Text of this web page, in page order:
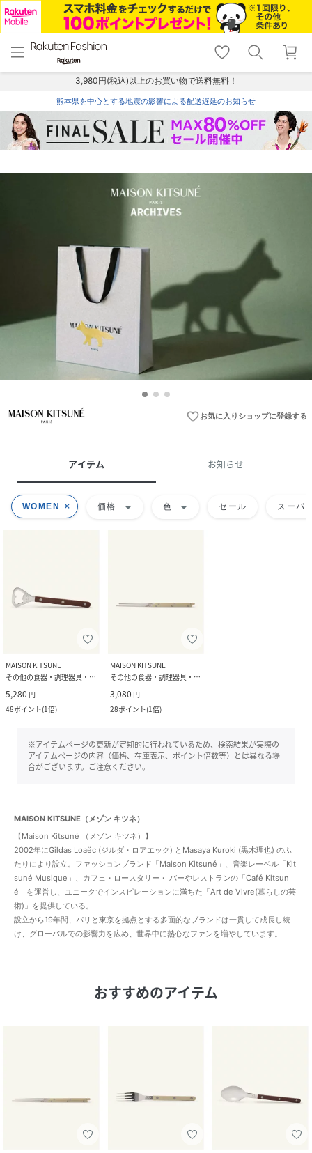
menu home
トップ
shopping_cart lock_outline
ログイン
3,980円(税込)以上のお買い物で送料無料！
熊本県を中心とする地震の影響による配送遅延のお知らせ
favorite_borderお気に入りショップに登録する
アイテム お知らせ
WOMEN 価格 arrow_drop_down 色 arrow_drop_down セール スーパ
MAISON KITSUNE
その他の食器・調理器具・キッチン用品
5,280 円
48ポイント(1倍)
MAISON KITSUNE
その他の食器・調理器具・キッチン用品
3,080 円
28ポイント(1倍)
※アイテムページの更新が定期的に行われているため、検索結果が実際の
アイテムページの内容（価格、在庫表示、ポイント倍数等）とは異なる場
合がございます。ご注意ください。
MAISON KITSUNE（メゾン キツネ）
【Maison Kitsuné （メゾン キツネ）】
2002年にGildas Loaëc (ジルダ・ロアエック) とMasaya Kuroki (黒木理也) のふ
たりにより設立。ファッションブランド「Maison Kitsuné」、⾳楽レーベル「Kit
suné Musique」、カフェ・ロースタリー・ バーやレストランの「Café Kitsun
é」を運営し、ユニークでインスピレーションに満ちた「Art de Vivre(暮らしの芸
術)」を提供している。
設立から19年間、パリと東京を拠点とする多面的なブランドは一貫して成長し続
け、グローバルでの影響⼒を広め、世界中に熱心なファンを増やしています。
おすすめのアイテム